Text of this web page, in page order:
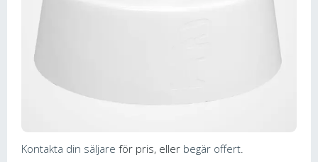
Kontakta din säljare för pris, eller begär offert.